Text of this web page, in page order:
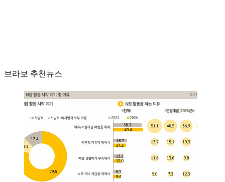
브라보 추천뉴스